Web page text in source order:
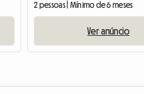
2 pessoas | Mínimo de 6 meses
Ver anúncio